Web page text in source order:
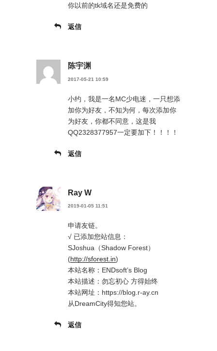
你以前的tk域名还是免费的
返信
陈宇渊
2017-05-21 10:59
小约，我是一名MC少电迷，一只想添
加你为好友，不知为何，每次添加你
为好友，你都不同意，这是我
QQ2328377957一定要加下！！！！
返信
Ray W
2019-01-05 11:51
申请友链。
√ 已添加您站信息：
SJoshua（Shadow Forest）
(http://sforest.in)
本站名称：ENDsoft’s Blog
本站描述：勿忘初心 方得始终
本站网址：https://blog.r-ay.cn
从DreamCity得知您站。
返信